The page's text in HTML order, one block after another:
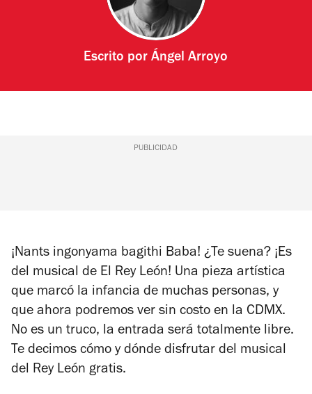
Escrito porÁngel Arroyo
PUBLICIDAD
¡Nants ingonyama bagithi Baba! ¿Te suena? ¡Es
del musical de El Rey León! Una pieza artística
que marcó la infancia de muchas personas, y
que ahora podremos ver sin costo en la CDMX.
No es un truco, la entrada será totalmente libre.
Te decimos cómo y dónde disfrutar del musical
del Rey León gratis.